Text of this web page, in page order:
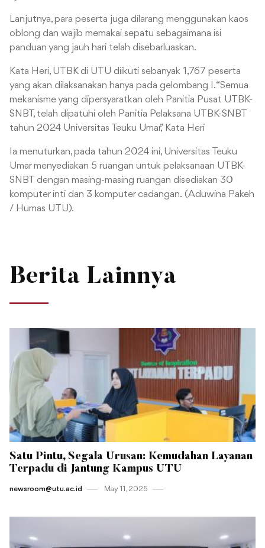
Lanjutnya, para peserta juga dilarang menggunakan kaos
oblong dan wajib memakai sepatu sebagaimana isi
panduan yang jauh hari telah disebarluaskan.
Kata Heri, UTBK di UTU diikuti sebanyak 1,767 peserta
yang akan dilaksanakan hanya pada gelombang I. “Semua
mekanisme yang dipersyaratkan oleh Panitia Pusat UTBK-
SNBT, telah dipatuhi oleh Panitia Pelaksana UTBK-SNBT
tahun 2024 Universitas Teuku Umar,” Kata Heri
Ia menuturkan, pada tahun 2024 ini, Universitas Teuku
Umar menyediakan 5 ruangan untuk pelaksanaan UTBK-
SNBT dengan masing-masing ruangan disediakan 30
komputer inti dan 3 komputer cadangan. (Aduwina Pakeh
/ Humas UTU).
Berita Lainnya
Satu Pintu, Segala Urusan: Kemudahan Layanan
Terpadu di Jantung Kampus UTU
newsroom@utu.ac.id May 11 , 2025